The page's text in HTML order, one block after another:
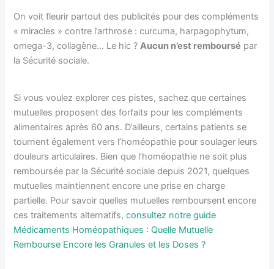
On voit fleurir partout des publicités pour des compléments
« miracles » contre l’arthrose : curcuma, harpagophytum,
omega-3, collagène… Le hic ?Aucun n’est remboursé par
la Sécurité sociale.
Si vous voulez explorer ces pistes, sachez que certaines
mutuelles proposent des forfaits pour les compléments
alimentaires après 60 ans. D’ailleurs, certains patients se
tournent également vers l’homéopathie pour soulager leurs
douleurs articulaires. Bien que l’homéopathie ne soit plus
remboursée par la Sécurité sociale depuis 2021, quelques
mutuelles maintiennent encore une prise en charge
partielle. Pour savoir quelles mutuelles remboursent encore
ces traitements alternatifs,consultez notre guide
Médicaments Homéopathiques : Quelle Mutuelle
Rembourse Encore les Granules et les Doses ?